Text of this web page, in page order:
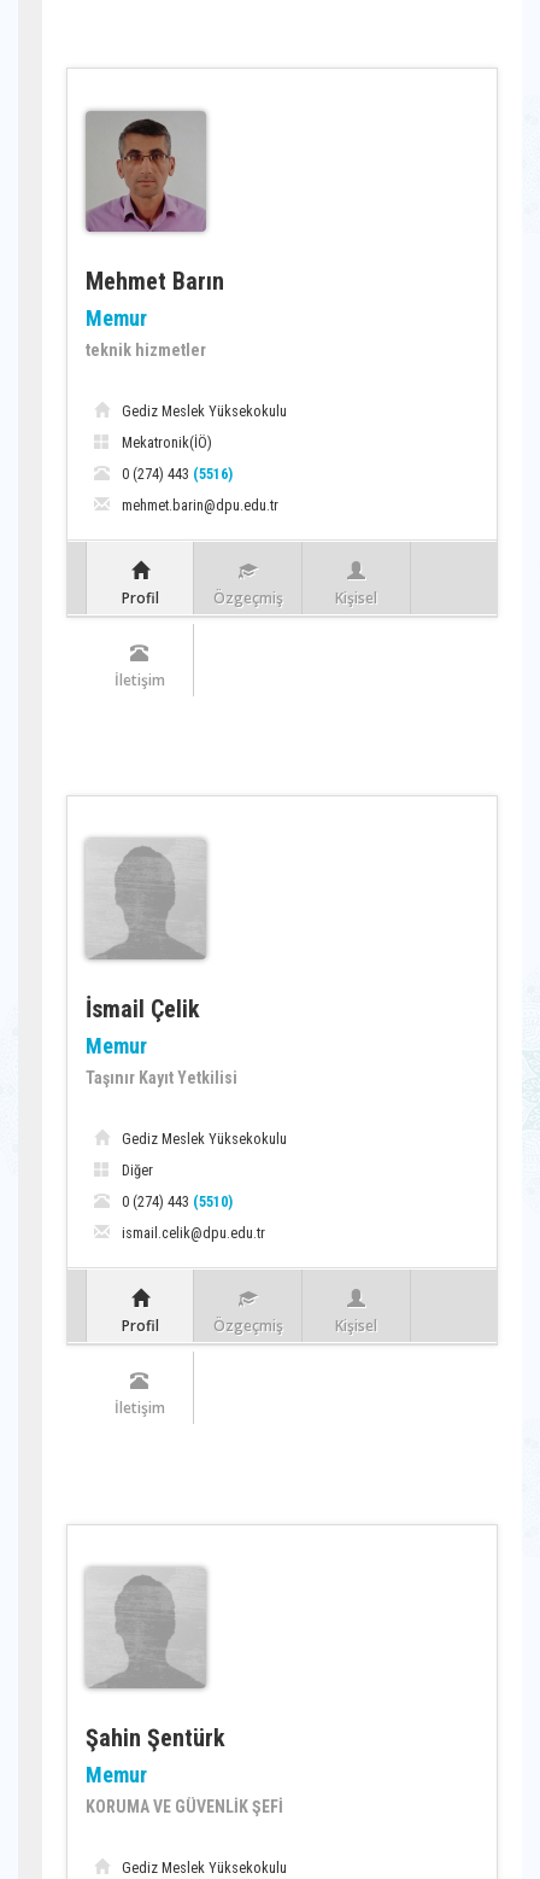
Mehmet Barın
Memur
teknik hizmetler
Gediz Meslek Yüksekokulu
Mekatronik(İÖ)
0 (274) 443 (5516)
mehmet.barin@dpu.edu.tr
Profil Özgeçmiş Kişisel
İletişim
İsmail Çelik
Memur
Taşınır Kayıt Yetkilisi
Gediz Meslek Yüksekokulu
Diğer
0 (274) 443 (5510)
ismail.celik@dpu.edu.tr
Profil Özgeçmiş Kişisel
İletişim
Şahin Şentürk
Memur
KORUMA VE GÜVENLİK ŞEFİ
Gediz Meslek Yüksekokulu